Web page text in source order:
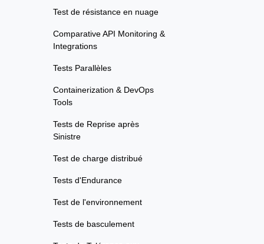
Test de résistance en nuage
Comparative API Monitoring &
Integrations
Tests Parallèles
Containerization & DevOps
Tools
Tests de Reprise après
Sinistre
Test de charge distribué
Tests d'Endurance
Test de l'environnement
Tests de basculement